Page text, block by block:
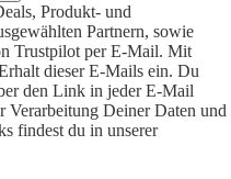
Produkt- und
Partnern, sowie
Trustpilot per E-Mail. Mit
dieser E-Mails ein. Du
den Link in jeder E-Mail
Deiner Daten und
findest du in unserer